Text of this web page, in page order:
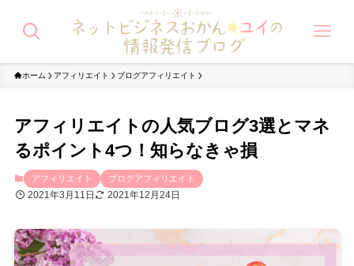
ホーム アフィリエイト ブログアフィリエイト
アフィリエイトの人気ブログ3選とマネ
るポイント4つ！知らなきゃ損
アフィリエイト ブログアフィリエイト
2021年3月11日 2021年12月24日